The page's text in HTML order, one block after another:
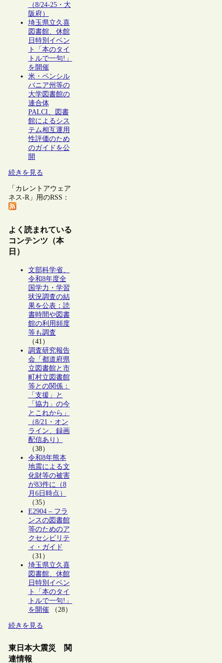
（8/24-25・大
阪府）
埼玉県立久喜
図書館、休館
日特別イベン
ト「本のタイ
トルで一句!」
を開催
米・ペンシル
バニア州等の
大学図書館の
連合体
PALCI、図書
館によるシス
テム相互運用
性評価のため
のガイドを公
開
続きを見る
「カレントアウェア
ネス-R」用のRSS：
よく読まれている
コンテンツ（本
日）
文部科学省、
令和8年度全
国学力・学習
状況調査の結
果を公表：読
書時間や図書
館の利用頻度
等も調査
（41）
調査研究報告
会「都道府県
立図書館と市
町村立図書館
等との関係：
「支援」と
「協力」の今
とこれから」
（8/21・オン
ライン、録画
配信あり）
（38）
令和8年熊本
地震による文
化財等の被害
が83件に（8
月6日時点）
（35）
E2904 – フラ
ンスの図書館
等のためのア
クセシビリテ
ィ・ガイド
（31）
埼玉県立久喜
図書館、休館
日特別イベン
ト「本のタイ
トルで一句!」
を開催（28）
続きを見る
東日本大震災 関
連情報